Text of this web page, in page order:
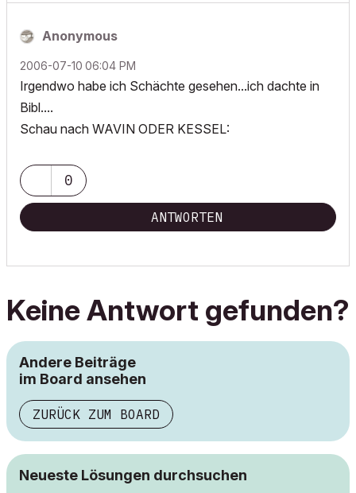
Anonymous
‎2006-07-10 06:04 PM
Irgendwo habe ich Schächte gesehen...ich dachte in
Bibl....
Schau nach WAVIN ODER KESSEL:
0
ANTWORTEN
Keine Antwort gefunden?
Andere Beiträge
im Board ansehen
ZURÜCK ZUM BOARD
Neueste Lösungen durchsuchen